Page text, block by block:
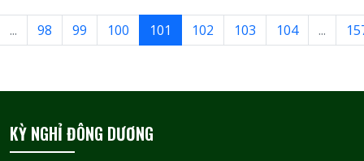
... 98 99 100 101 102 103 104 ...
KỲ NGHỈ ĐÔNG DƯƠNG